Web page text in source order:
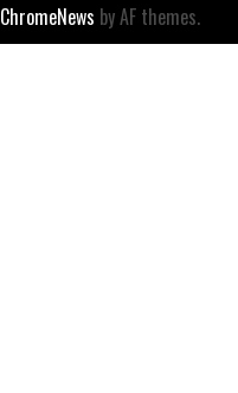
ChromeNews by AF themes.